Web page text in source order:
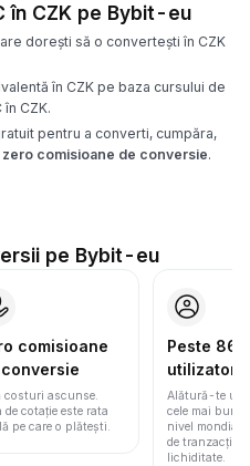
în CZK pe Bybit-eu
dorești să o convertești în CZK
în CZK pe baza cursului de
CZK.
pentru a converti, cumpăra,
zero comisioane de conversie.
pe Bybit-eu
comisioane
costuri ascunse.
de cotație este rata
pe care o plătești.
Peste 86
utilizatori
Alătură-te
cele mai bune
nivel mondial
de
lichiditate.